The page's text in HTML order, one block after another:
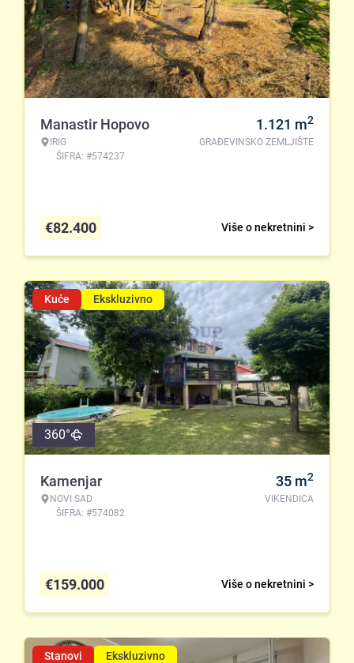
Manastir Hopovo
IRIG
ŠIFRA: #574237
1.121 m2
GRAĐEVINSKO ZEMLJIŠTE
Više o nekretnini >
€82.400
Kuće Ekskluzivno
360°
Kamenjar
NOVI SAD
ŠIFRA: #574082
35 m2
VIKENDICA
Više o nekretnini >
€159.000
Stanovi Ekskluzivno